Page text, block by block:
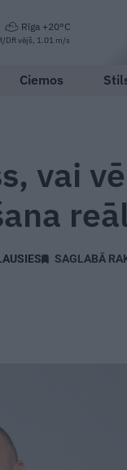
Rīga +20°C
DR vējš, 1.01 m/s
Ciemos
vai
SAGLABĀ